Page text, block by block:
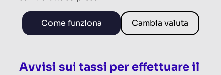
Come funziona Cambia valuta
Avvisi sui tassi per effettuare il